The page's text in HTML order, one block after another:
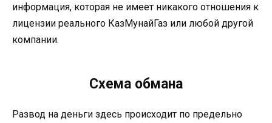
информация, которая не имеет никакого отношения к
лицензии реального КазМунайГаз или любой другой
компании.
Схема обмана
Развод на деньги здесь происходит по предельно